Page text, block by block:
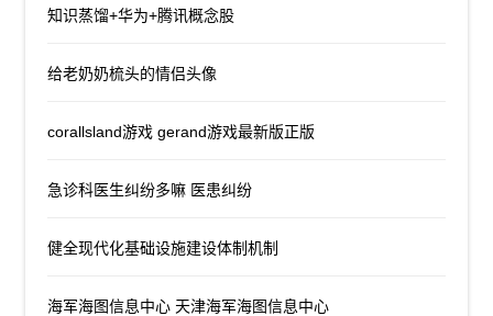
知识蒸馏+华为+腾讯概念股
给老奶奶梳头的情侣头像
corallsland游戏 gerand游戏最新版正版
急诊科医生纠纷多嘛 医患纠纷
健全现代化基础设施建设体制机制
海军海图信息中心 天津海军海图信息中心